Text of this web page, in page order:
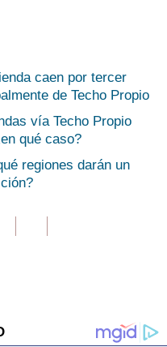
caen por tercer
de Techo Propio
vía Techo Propio
qué caso?
regiones darán un